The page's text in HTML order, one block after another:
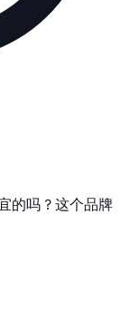
的吗？ 这个品牌